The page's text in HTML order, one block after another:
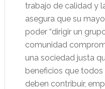
trabajo de calidad y
asegura que su
poder “dirigir un
comunidad
una sociedad justa
beneficios que
deben contribuir,